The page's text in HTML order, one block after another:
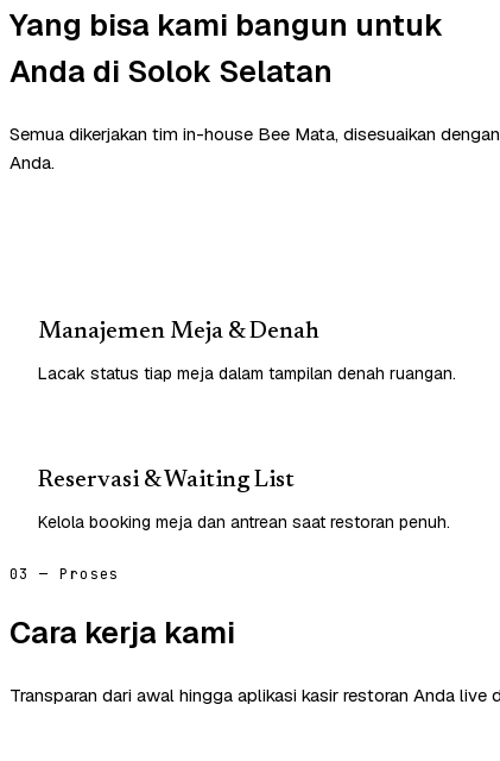
Yang bisa kami bangun untuk
Anda di Solok Selatan
Semua dikerjakan tim in-house Bee Mata, disesuaikan
Anda.
Manajemen Meja & Denah
Lacak status tiap meja dalam tampilan denah ruangan.
Reservasi & Waiting List
Kelola booking meja dan antrean saat restoran penuh.
03 — Proses
Cara kerja kami
Transparan dari awal hingga aplikasi kasir restoran Anda live